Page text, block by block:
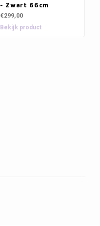
- Zwart 66cm
€299,00
Bekijk product